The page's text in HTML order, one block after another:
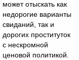
может отыскать как
недорогие варианты
свиданий, так и
дорогих проституток
с нескромной
ценовой политикой.